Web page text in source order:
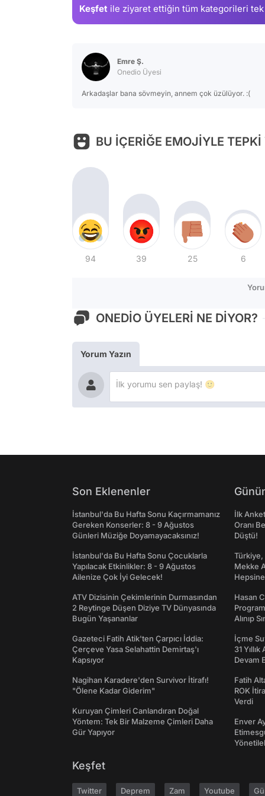
Keşfet ile ziyaret ettiğin tüm kategorileri tek
Emre Ş.
Onedio Üyesi
Arkadaşlar bana sövmeyin, annem çok üzülüyor. :(
BU İÇERİĞE EMOJİYLE TEPKİ
94 39 25 6
ONEDİO ÜYELERİ NE DİYOR?
Yorum Yazın
Son Eklenenler
İstanbul'da Bu Hafta Sonu Kaçırmamanız
Gereken Konserler: 8 - 9 Ağustos
Günleri Müziğe Doyamayacaksınız!
İstanbul'da Bu Hafta Sonu Çocuklarla
Yapılacak Etkinlikler: 8 - 9 Ağustos
Ailenize Çok İyi Gelecek!
ATV Dizisinin Çekimlerinin Durmasından
2 Reytinge Düşen Diziye TV Dünyasında
Bugün Yaşananlar
Gazeteci Fatih Atik'ten Çarpıcı İddia:
Çerçeve Yasa Selahattin Demirtaş'ı
Kapsıyor
Nagihan Karadere'den Survivor İtirafı!
"Ölene Kadar Giderim"
Kuruyan Çimleri Canlandıran Doğal
Yöntem: Tek Bir Malzeme Çimleri Daha
Gür Yapıyor
İlk
Oranı
Düştü!
Türkiye,
Mekke
Hepsine
Hasan
Alınıp
İçme
31
Devam
Fatih
ROK
Verdi
Enver
Keşfet
Twitter Deprem Zam Youtube